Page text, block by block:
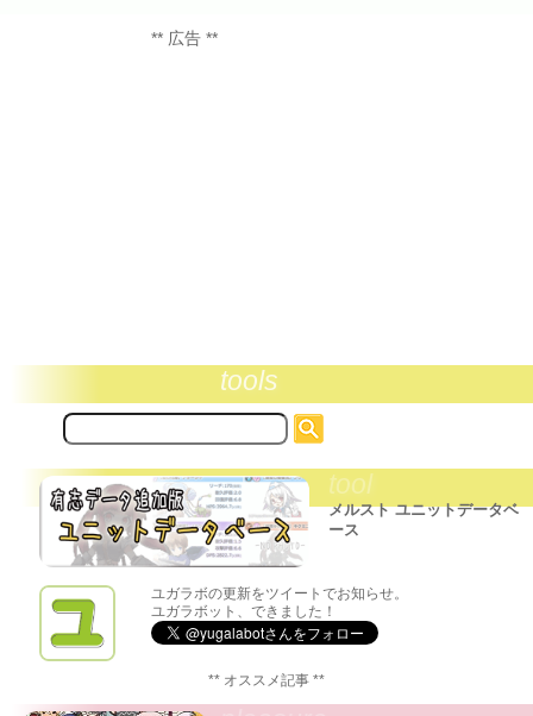
** 広告 **
tools
サ
イ
内
検
索:
tool
メルスト ユニットデータベ
ース
ユガラボの更新をツイートでお知らせ。
ユガラボット、できました！
** オススメ記事 **